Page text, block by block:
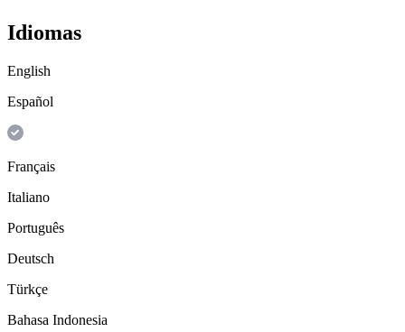
Idiomas
English
Español
Français
Italiano
Português
Deutsch
Türkçe
Bahasa Indonesia